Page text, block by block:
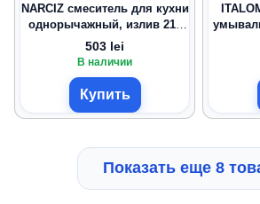
NARCIZ смеситель для кухни
однорычажный, излив 210
мм, хром, 40 мм
503 lei
В наличии
Купить
Показать еще 8